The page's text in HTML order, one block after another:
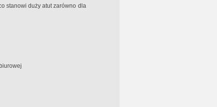
stanowi duży atut zarówno dla